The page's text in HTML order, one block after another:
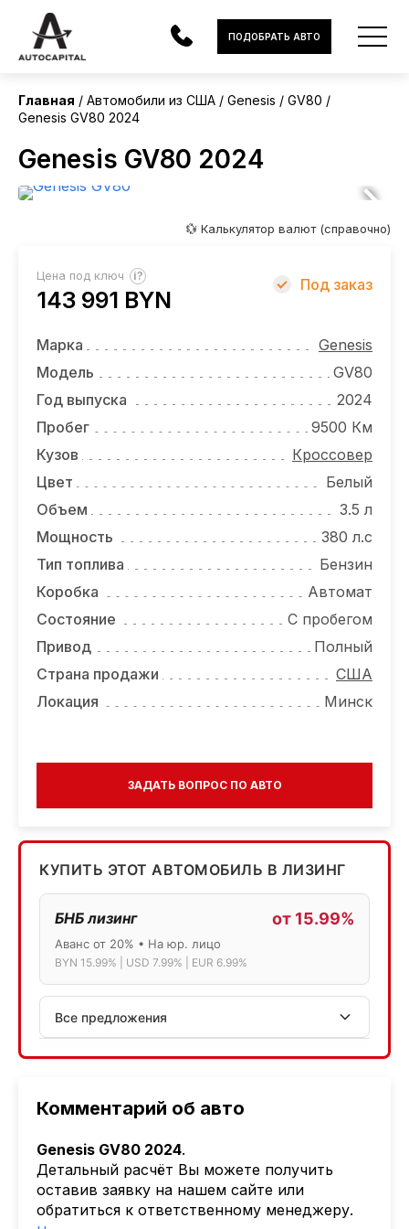
АВТОМОБИЛИ
ЭЛЕКТРОМОБИЛИ
УСЛУГИ
НОВОСТИ
ОТЗЫВЫ
ВАКАНСИИ
О КОМПАНИИ
КОНТАКТЫ
ПОДОБРАТЬ АВТО
Главная Автомобили из США Genesis
GV80
Genesis GV80 2024
Genesis GV80 2024
Комментарий об авто
Genesis GV80 2024.
Детальный расчёт Вы можете получить
оставив заявку на нашем сайте или
обратиться к ответственному менеджеру.
💱 Калькулятор валют (справочно)
Цена под ключ ?
143 991 BYN
Под заказ
Марка
Genesis
Модель
GV80
Год выпуска
2024
Пробег
9500 Км
Кузов
Кроссовер
Цвет
Белый
Объем
3.5 л
Мощность
380 л.с
Тип топлива
Бензин
Коробка
Автомат
Состояние
С пробегом
Привод
Полный
Страна продажи
США
Локация
Минск
ЗАДАТЬ ВОПРОС ПО АВТО
КУПИТЬ ЭТОТ АВТОМОБИЛЬ В ЛИЗИНГ
БНБ лизинг от 15.99%
Аванс от 20% • На юр. лицо
BYN 15.99% | USD 7.99% | EUR 6.99%
Все предложения
АСБ лизинг
Лизинг: BYN 17% | USD 7.99% | EUR 6.99%
Также доступен кредит "Проще простого" 18.9%
Активлизиг